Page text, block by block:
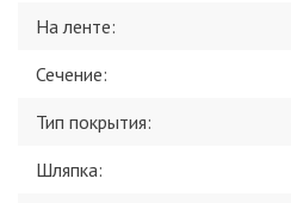
На ленте:
Сечение:
Тип покрытия:
Шляпка: